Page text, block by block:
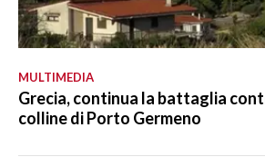
MULTIMEDIA
Grecia, continua la battaglia
colline di Porto Germeno